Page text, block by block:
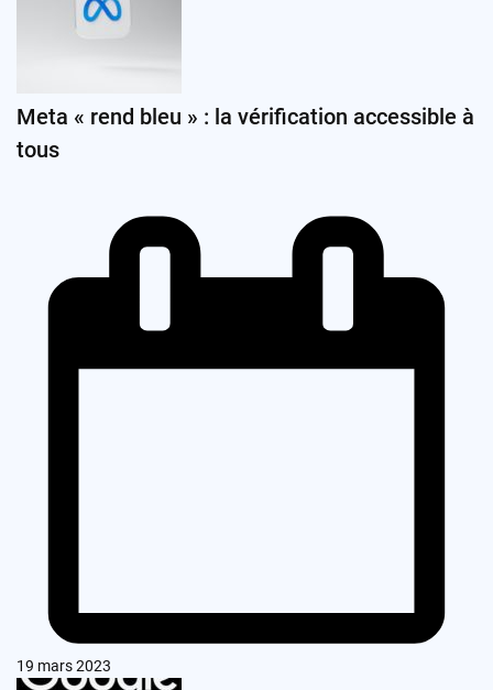
Meta « rend bleu » : la vérification accessible à
tous
19 mars 2023